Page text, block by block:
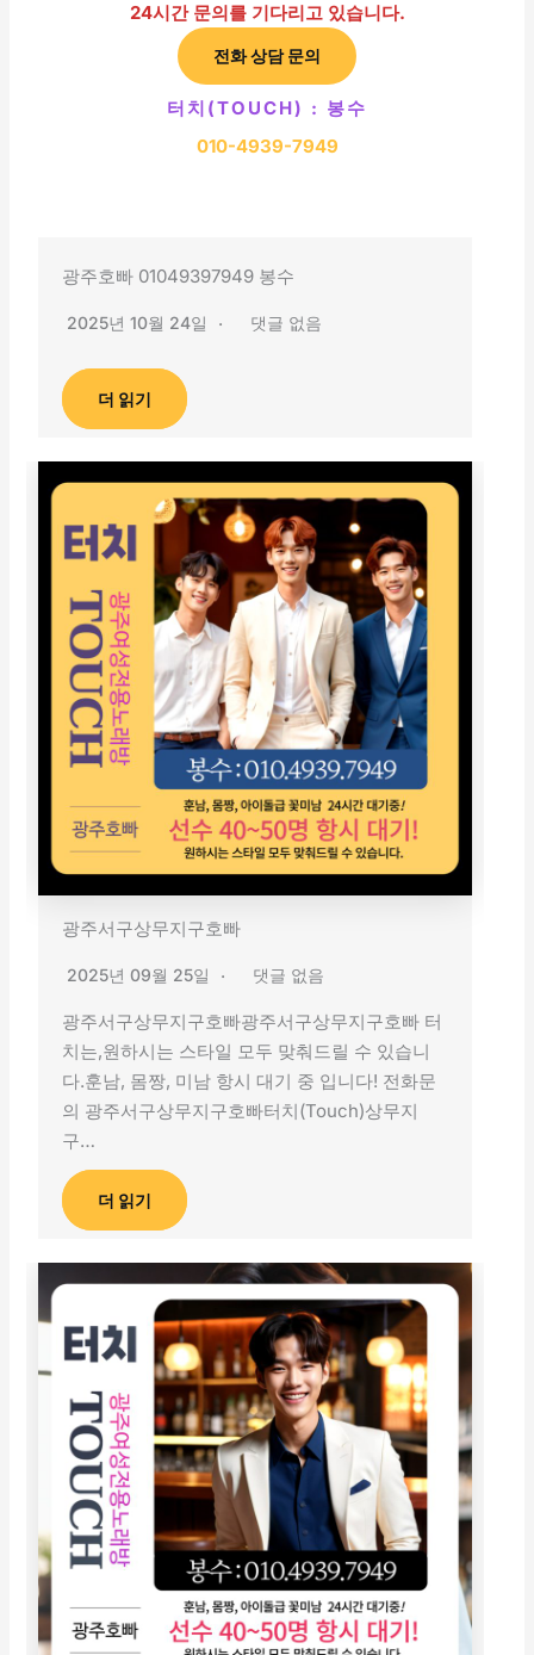
24시간 문의를 기다리고 있습니다.
전화 상담 문의
터치(TOUCH) : 봉수
010-4939-7949
광주호빠 01049397949 봉수
2025년 10월 24일 댓글 없음
더 읽기
광주서구상무지구호빠
2025년 09월 25일 댓글 없음
광주서구상무지구호빠광주서구상무지구호빠 터
치는,원하시는 스타일 모두 맞춰드릴 수 있습니
다.훈남, 몸짱, 미남 항시 대기 중 입니다! 전화문
의 광주서구상무지구호빠터치(Touch)상무지
구…
더 읽기